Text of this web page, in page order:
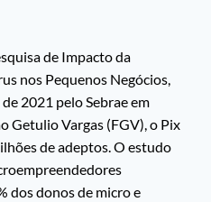
de Impacto da
nos Pequenos Negócios,
2021 pelo Sebrae em
Getulio Vargas (FGV), o Pix
de adeptos. O estudo
dos donos de micro e